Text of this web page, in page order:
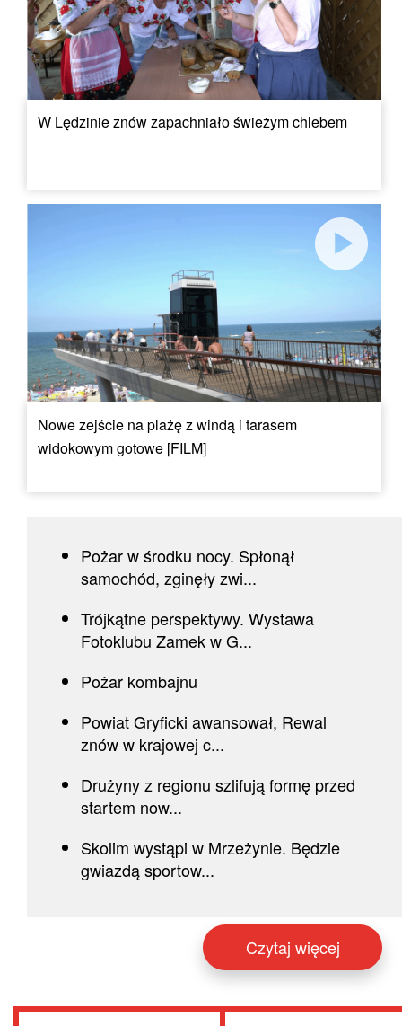
W Lędzinie znów zapachniało świeżym chlebem
Nowe zejście na plażę z windą i tarasem
widokowym gotowe [FILM]
Pożar w środku nocy. Spłonął
samochód, zginęły zwi...
Trójkątne perspektywy. Wystawa
Fotoklubu Zamek w G...
Pożar kombajnu
Powiat Gryficki awansował, Rewal
znów w krajowej c...
Drużyny z regionu szlifują formę przed
startem now...
Skolim wystąpi w Mrzeżynie. Będzie
gwiazdą sportow...
Czytaj więcej